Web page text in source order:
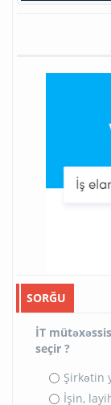
SORĞU
İT
seçir ?
Şirkətin
İşin,